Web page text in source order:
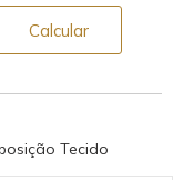
Calcular
Tecido